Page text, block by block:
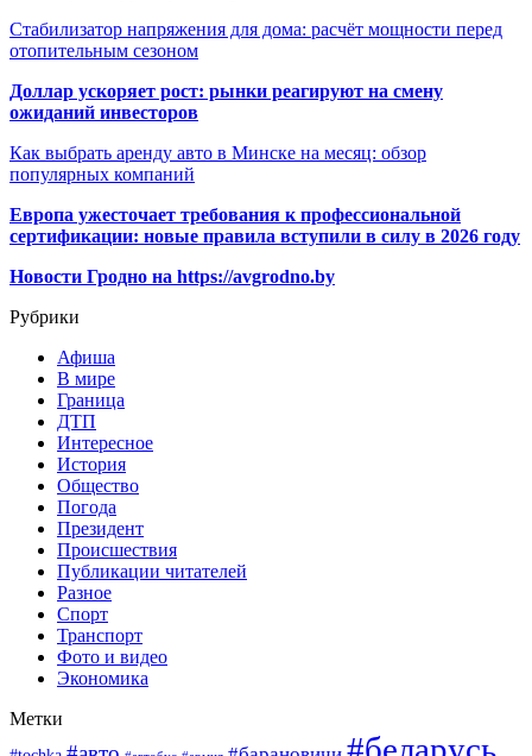
Стабилизатор напряжения для дома: расчёт мощности перед
отопительным сезоном
Доллар ускоряет рост: рынки реагируют на смену
ожиданий инвесторов
Как выбрать аренду авто в Минске на месяц: обзор
популярных компаний
Европа ужесточает требования к профессиональной
сертификации: новые правила вступили в силу в 2026 году
Новости Гродно на https://avgrodno.by
Рубрики
Афиша
В мире
Граница
ДТП
Интересное
История
Общество
Погода
Президент
Происшествия
Публикации читателей
Разное
Спорт
Транспорт
Фото и видео
Экономика
Метки